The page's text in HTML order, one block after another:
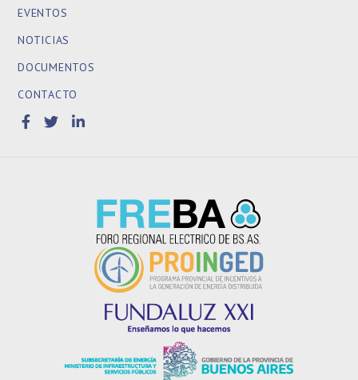
EVENTOS
NOTICIAS
DOCUMENTOS
CONTACTO